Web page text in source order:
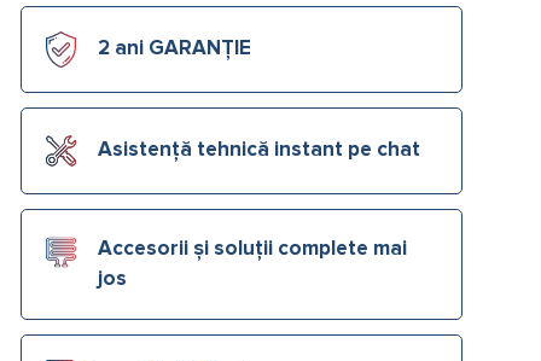
2 ani GARANȚIE
Asistență tehnică instant pe chat
Accesorii și soluții complete mai
jos